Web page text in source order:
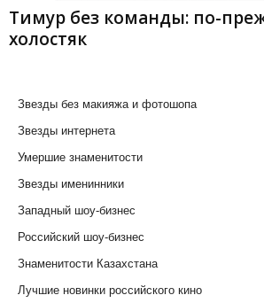
Тимур без команды: по-
холостяк
Звезды без макияжа и фотошопа
Звезды интернета
Умершие знаменитости
Звезды именинники
Западный шоу-бизнес
Российский шоу-бизнес
Знаменитости Казахстана
Лучшие новинки российского кино